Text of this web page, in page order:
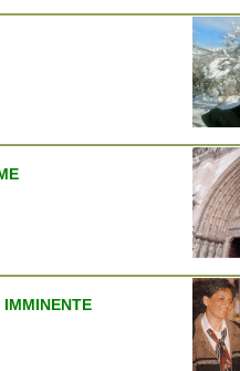
IMMINENTE